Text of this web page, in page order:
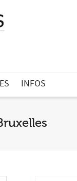
INFOS